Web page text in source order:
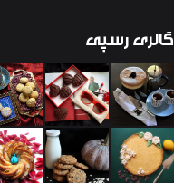
گالریرسپی